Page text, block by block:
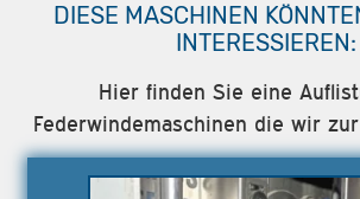
DIESE MASCHINEN
INTERESSIEREN:
Hier finden Sie eine
Federwindemaschinen die wir